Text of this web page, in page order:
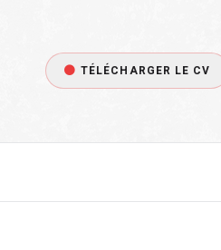
TÉLÉCHARGER LE CV